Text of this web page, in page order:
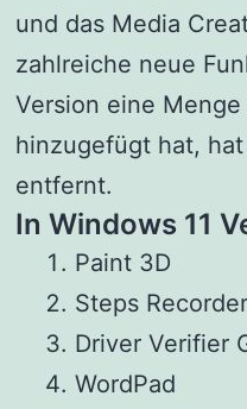
und das Media
zahlreiche neue
Version eine
hinzugefügt hat,
entfernt.
In Windows 11
Paint 3D
Steps
Driver Verifier
WordPad